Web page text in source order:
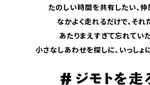
たのしい時間を共有したい、仲
なかよく走れるだけで、それ
あたりまえすぎて忘れていた
小さなしあわせを探しに、いっしょ